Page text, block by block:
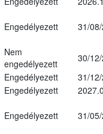
Engedélyezett 31/
Nem
engedélyezett
30/
Engedélyezett
31/
Engedélyezett
Engedélyezett 31/